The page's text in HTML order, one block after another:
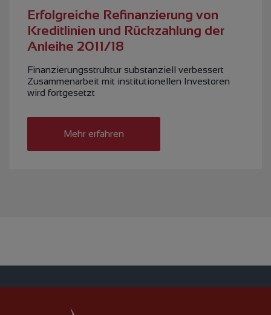
Erfolgreiche Refinanzierung von
Kreditlinien und Rückzahlung der
Anleihe 2011/18
Finanzierungsstruktur substanziell verbessert
Zusammenarbeit mit institutionellen Investoren
wird fortgesetzt
Mehr erfahren